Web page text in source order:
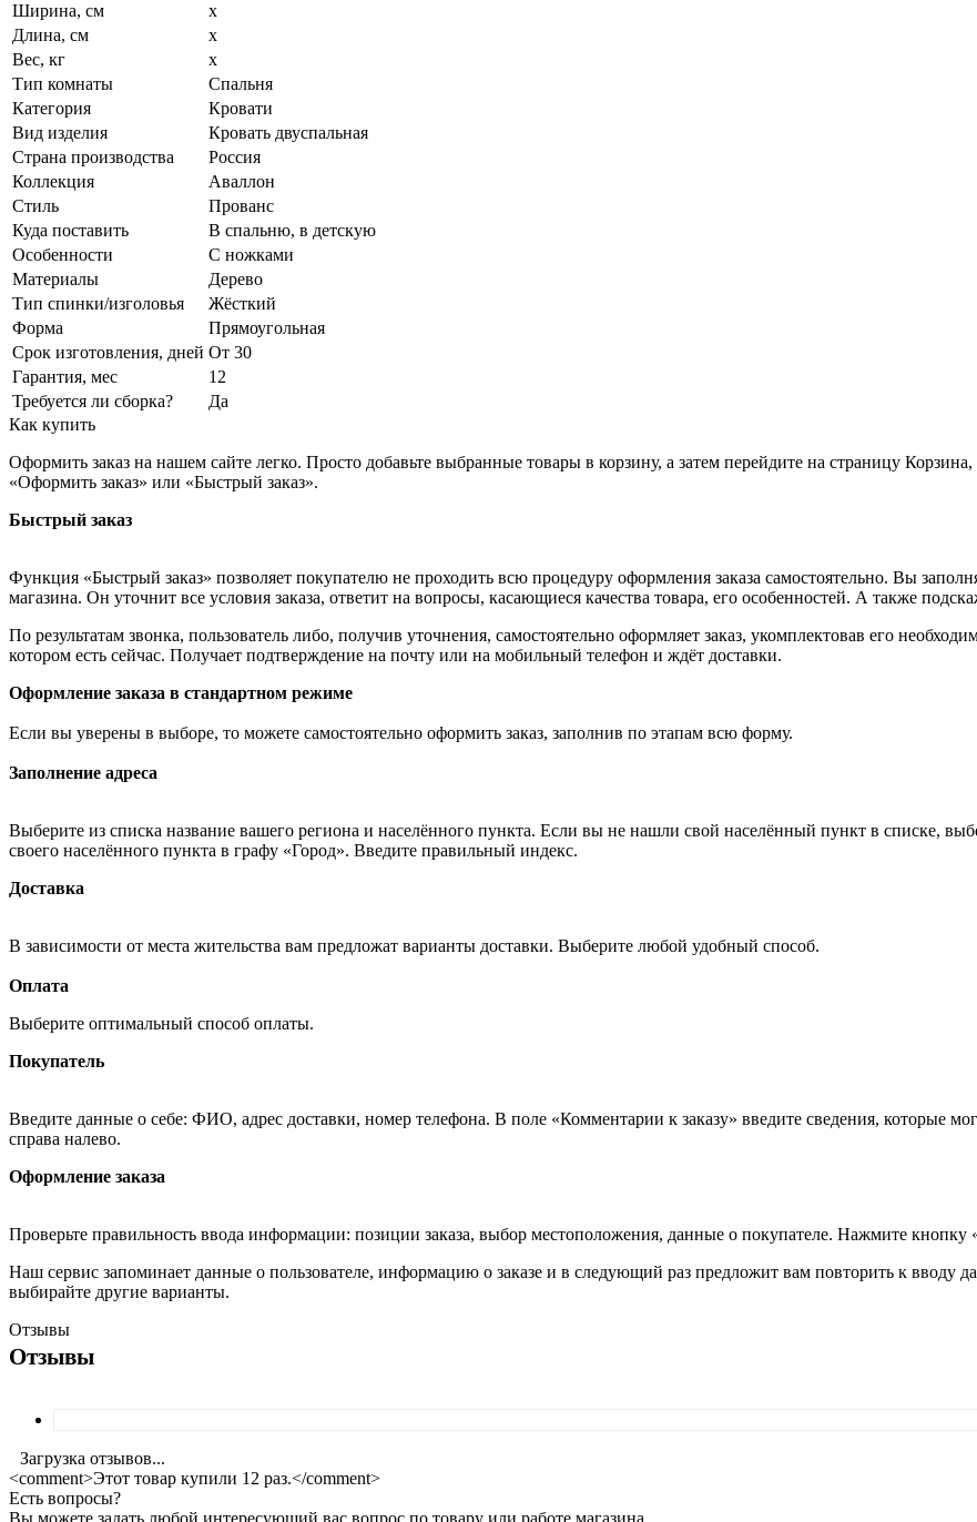
Ширина, см
x
Длина, см
x
Вес, кг
x
Тип комнаты
Спальня
Категория
Кровати
Вид изделия
Кровать двуспальная
Страна производства
Россия
Коллекция
Аваллон
Стиль
Прованс
Куда поставить
В спальню, в детскую
Особенности
С ножками
Материалы
Дерево
Тип спинки/изголовья
Жёсткий
Форма
Прямоугольная
Срок изготовления, дней От 30
Гарантия, мес
12
Требуется ли сборка?
Да
Как купить
Оформить заказ на нашем сайте легко. Просто добавьте выбранные товары в корзину, а затем перейдите на страницу
«Оформить заказ» или «Быстрый заказ».
Быстрый заказ
Функция «Быстрый заказ» позволяет покупателю не проходить всю процедуру оформления заказа самостоятельно. Вы
магазина. Он уточнит все условия заказа, ответит на вопросы, касающиеся качества товара, его особенностей. А также
По результатам звонка, пользователь либо, получив уточнения, самостоятельно оформляет заказ, укомплектовав его
котором есть сейчас. Получает подтверждение на почту или на мобильный телефон и ждёт доставки.
Оформление заказа в стандартном режиме
Если вы уверены в выборе, то можете самостоятельно оформить заказ, заполнив по этапам всю форму.
Заполнение адреса
Выберите из списка название вашего региона и населённого пункта. Если вы не нашли свой населённый пункт в списке,
своего населённого пункта в графу «Город». Введите правильный индекс.
Доставка
В зависимости от места жительства вам предложат варианты доставки. Выберите любой удобный способ.
Оплата
Выберите оптимальный способ оплаты.
Покупатель
Введите данные о себе: ФИО, адрес доставки, номер телефона. В поле «Комментарии к заказу» введите сведения, которые
справа налево.
Оформление заказа
Проверьте правильность ввода информации: позиции заказа, выбор местоположения, данные о покупателе. Нажмите кнопку
Наш сервис запоминает данные о пользователе, информацию о заказе и в следующий раз предложит вам повторить к вводу
выбирайте другие варианты.
Отзывы
Отзывы
Загрузка отзывов...
<comment>Этот товар купили 12 раз.</comment>
Есть вопросы?